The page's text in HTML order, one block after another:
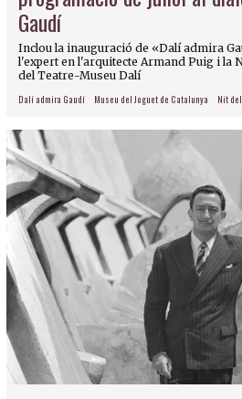
Gaudí
Inclou la inauguració de «Dalí admira
l'expert en l'arquitecte Armand Puig i la
del Teatre-Museu Dalí
Dalí admira Gaudí Museu del Joguet de Catalunya Nit